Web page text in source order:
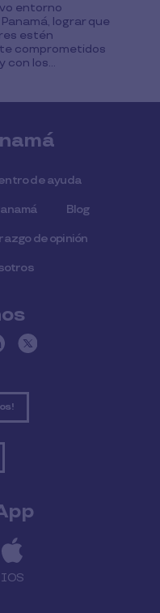
entorno
lograr que
estén
comprometidos
con los...
de ayuda
Blog
de opinión
IOS